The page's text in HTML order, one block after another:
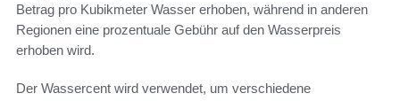
Betrag pro Kubikmeter Wasser erhoben, während in anderen
Regionen eine prozentuale Gebühr auf den Wasserpreis
erhoben wird.
Der Wassercent wird verwendet, um verschiedene